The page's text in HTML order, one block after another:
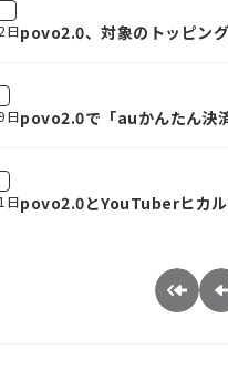
日povo2.0、対象のトッピン
日povo2.0で「auかんたん決
日povo2.0とYouTuberヒカル